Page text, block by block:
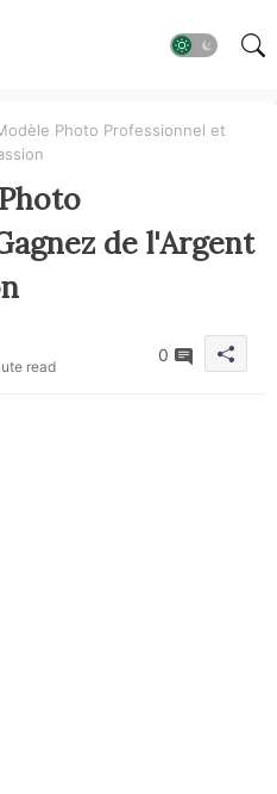
Photo Professionnel et
de l'Argent
read
0